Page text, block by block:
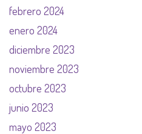
febrero 2024
enero 2024
diciembre 2023
noviembre 2023
octubre 2023
junio 2023
mayo 2023